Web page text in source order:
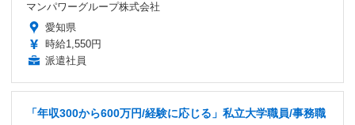
マンパワーグループ株式会社
愛知県
時給1,550円
派遣社員
「年収300から600万円/経験に応じる」私立大学職員/事務職